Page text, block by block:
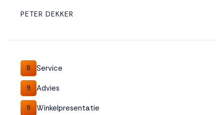
PETER DEKKER
8 Service
9 Advies
9 Winkelpresentatie